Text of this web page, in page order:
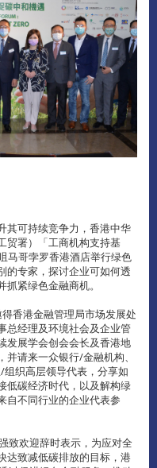
其可持续竞争力，香港中华
贸署）「工商机构支持基
马哥孛罗香港酒店举行绿色
的专家，探讨企业可如何透
紧绿色金融商机。
香港金融管理局市场发展处
总经理及环境社会及企业管
发展学会创会会长及香港地
请来一众银行/金融机构、
织高层领导代表，分享如
低碳经济时代，以及解构绿
自不同行业的企业代表参
致欢迎辞时表示，为应对全
达致减低碳排放的目标，港